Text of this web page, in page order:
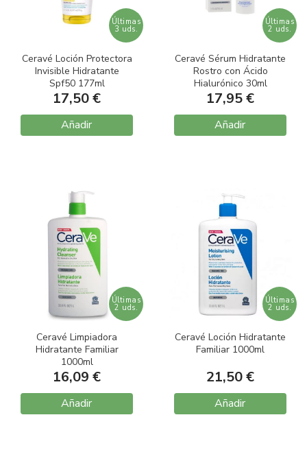
Últimas
3 uds.
Ceravé Loción Protectora
Invisible Hidratante
Spf50 177ml
17,50 €
Añadir
Últimas
2 uds.
Ceravé Sérum Hidratante
Rostro con Ácido
Hialurónico 30ml
17,95 €
Añadir
Últimas
2 uds.
Ceravé Limpiadora
Hidratante Familiar
1000ml
16,09 €
Añadir
Últimas
2 uds.
Ceravé Loción Hidratante
Familiar 1000ml
21,50 €
Añadir